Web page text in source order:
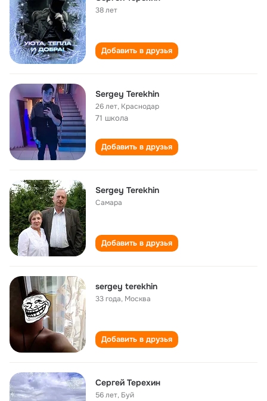
38 лет
Добавить в друзья
Sergey Terekhin
26 лет, Краснодар
71 школа
Добавить в друзья
Sergey Terekhin
Самара
Добавить в друзья
sergey terekhin
33 года, Москва
Добавить в друзья
Сергей Терехин
56 лет, Буй